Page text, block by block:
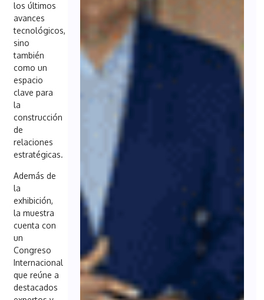
los últimos
avances
tecnológicos,
sino
también
como un
espacio
clave para
la
construcción
de
relaciones
estratégicas.
Además de
la
exhibición,
la muestra
cuenta con
un
Congreso
Internacional
que reúne a
destacados